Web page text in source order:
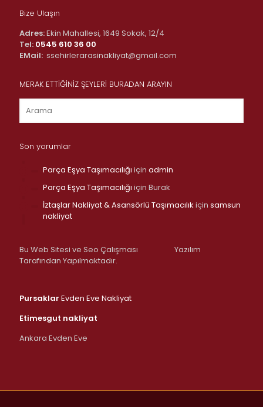
Bize Ulaşın
Adres:Ekin Mahallesi, 1649 Sokak, 12/4
Tel: 0545 610 36 00
EMail: ssehirlerarasinakliyat@gmail.com
MERAK ETTİĞİNİZ ŞEYLERİ BURADAN ARAYIN
Son yorumlar
Parça Eşya Taşımacılığı için admin
Parça Eşya Taşımacılığı için Burak
İztaşlar Nakliyat & Asansörlü Taşımacılık için samsun
nakliyat
Bu Web Sitesi ve Seo Çalışması
Yazılım
Tarafından Yapılmaktadır.
Pursaklar Evden Eve Nakliyat
Etimesgut nakliyat
Ankara Evden Eve